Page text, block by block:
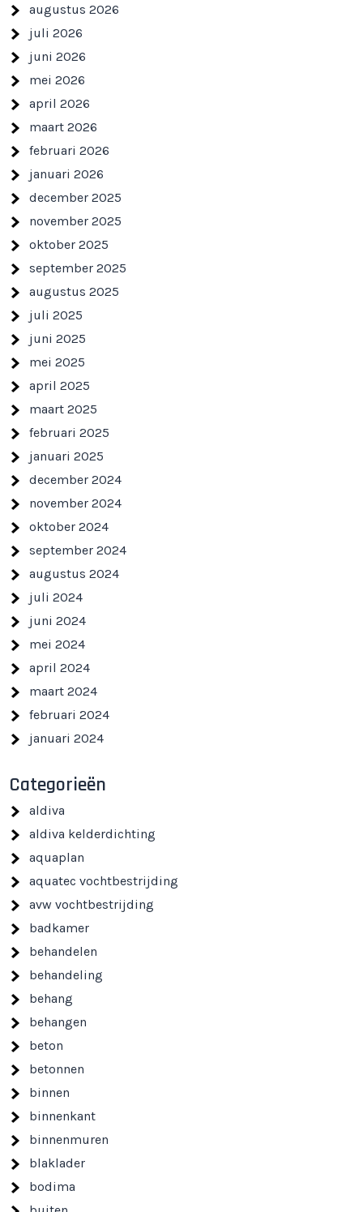
augustus 2026
juli 2026
juni 2026
mei 2026
april 2026
maart 2026
februari 2026
januari 2026
december 2025
november 2025
oktober 2025
september 2025
augustus 2025
juli 2025
juni 2025
mei 2025
april 2025
maart 2025
februari 2025
januari 2025
december 2024
november 2024
oktober 2024
september 2024
augustus 2024
juli 2024
juni 2024
mei 2024
april 2024
maart 2024
februari 2024
januari 2024
Categorieën
aldiva
aldiva kelderdichting
aquaplan
aquatec vochtbestrijding
avw vochtbestrijding
badkamer
behandelen
behandeling
behang
behangen
beton
betonnen
binnen
binnenkant
binnenmuren
blaklader
bodima